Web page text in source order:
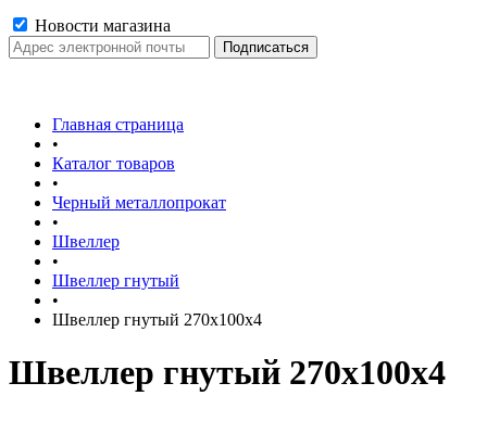
Новости магазина
Главная страница
•
Каталог товаров
•
Черный металлопрокат
•
Швеллер
•
Швеллер гнутый
•
Швеллер гнутый 270х100х4
Швеллер гнутый 270х100х4